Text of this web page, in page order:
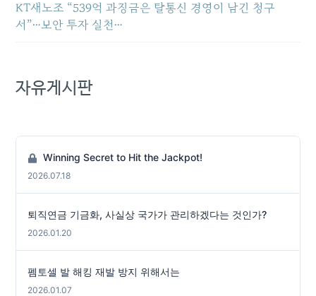
KT새노조 “539억 과징금은 탈통신 경영이 남긴 청구
서”…보안 투자 실천…
자유게시판
Winning Secret to Hit the Jackpot!
2026.07.18
퇴직연금 기금화, 사실상 국가가 관리하겠다는 것인가?
2026.01.20
펨토셀 발 해킹 재발 방지 위해서는
2026.01.07